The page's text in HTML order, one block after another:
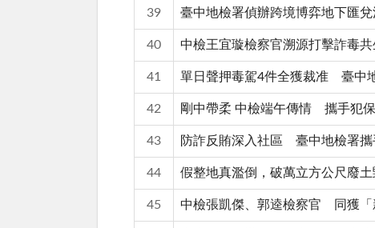
39 臺中地檢署偵辦跨境博弈地下匯
40 中檢王宜璇檢察官溯源打擊詐毒
41 單日聲押毒駕4件全獲裁准 臺中
42 剛中帶柔 中檢端午傳情 攜手犯
43 防詐反賄深入社區 臺中地檢署攜
44 假整地真濫倒，破萬立方公尺廢
45 中檢張凱傑、郭逵檢察官 同獲「